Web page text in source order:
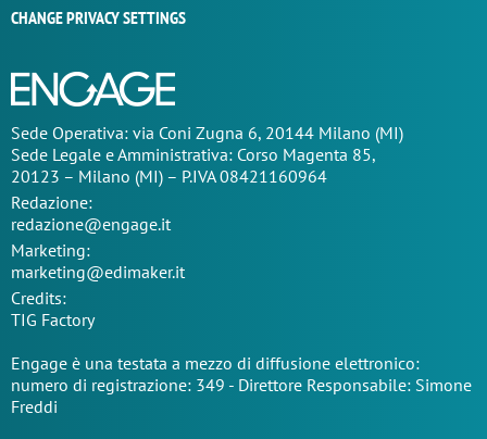
CHANGE PRIVACY SETTINGS
Sede Operativa: via Coni Zugna 6, 20144 Milano (MI)
Sede Legale e Amministrativa: Corso Magenta 85,
20123 – Milano (MI) – P.IVA 08421160964
Redazione:
redazione@engage.it
Marketing:
marketing@edimaker.it
Credits:
TIG Factory
Engage è una testata a mezzo di diffusione elettronico:
numero di registrazione: 349 - Direttore Responsabile: Simone
Freddi